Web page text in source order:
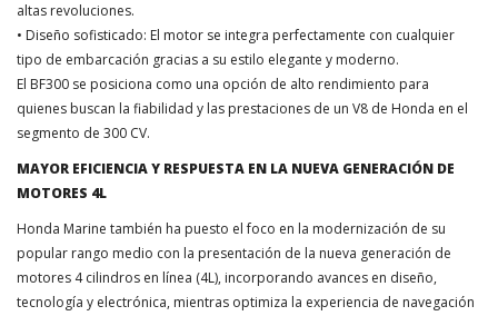
altas revoluciones.
• Diseño sofisticado: El motor se integra perfectamente con cualquier
tipo de embarcación gracias a su estilo elegante y moderno.
El BF300 se posiciona como una opción de alto rendimiento para
quienes buscan la fiabilidad y las prestaciones de un V8 de Honda en el
segmento de 300 CV.
MAYOR EFICIENCIA Y RESPUESTA EN LA NUEVA GENERACIÓN DE
MOTORES 4L
Honda Marine también ha puesto el foco en la modernización de su
popular rango medio con la presentación de la nueva generación de
motores 4 cilindros en línea (4L), incorporando avances en diseño,
tecnología y electrónica, mientras optimiza la experiencia de navegación